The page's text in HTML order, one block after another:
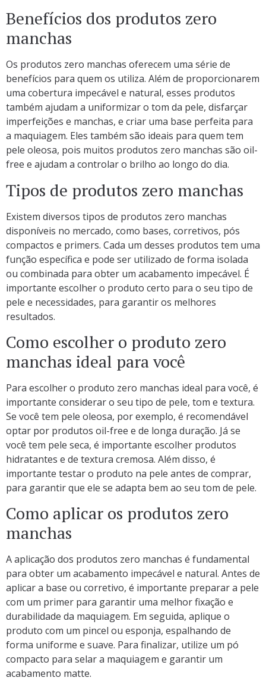
Benefícios dos produtos zero
manchas
Os produtos zero manchas oferecem uma série de
benefícios para quem os utiliza. Além de proporcionarem
uma cobertura impecável e natural, esses produtos
também ajudam a uniformizar o tom da pele, disfarçar
imperfeições e manchas, e criar uma base perfeita para
a maquiagem. Eles também são ideais para quem tem
pele oleosa, pois muitos produtos zero manchas são oil-
free e ajudam a controlar o brilho ao longo do dia.
Tipos de produtos zero manchas
Existem diversos tipos de produtos zero manchas
disponíveis no mercado, como bases, corretivos, pós
compactos e primers. Cada um desses produtos tem uma
função específica e pode ser utilizado de forma isolada
ou combinada para obter um acabamento impecável. É
importante escolher o produto certo para o seu tipo de
pele e necessidades, para garantir os melhores
resultados.
Como escolher o produto zero
manchas ideal para você
Para escolher o produto zero manchas ideal para você, é
importante considerar o seu tipo de pele, tom e textura.
Se você tem pele oleosa, por exemplo, é recomendável
optar por produtos oil-free e de longa duração. Já se
você tem pele seca, é importante escolher produtos
hidratantes e de textura cremosa. Além disso, é
importante testar o produto na pele antes de comprar,
para garantir que ele se adapta bem ao seu tom de pele.
Como aplicar os produtos zero
manchas
A aplicação dos produtos zero manchas é fundamental
para obter um acabamento impecável e natural. Antes de
aplicar a base ou corretivo, é importante preparar a pele
com um primer para garantir uma melhor fixação e
durabilidade da maquiagem. Em seguida, aplique o
produto com um pincel ou esponja, espalhando de
forma uniforme e suave. Para finalizar, utilize um pó
compacto para selar a maquiagem e garantir um
acabamento matte.